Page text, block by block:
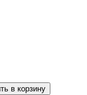
в корзину